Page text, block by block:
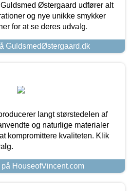
Østergaard udfører alt
og nye unikke smykker
for at se deres udvalg.
GuldsmedØstergaard.dk
langt størstedelen af
og naturlige materialer
kompromittere kvaliteten. Klik
HouseofVincent.com